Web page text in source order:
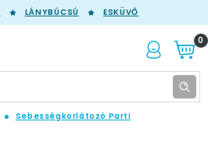
LÁNYBÚCSÚ ESKÜVŐ
0
Sebességkorlátozó Parti